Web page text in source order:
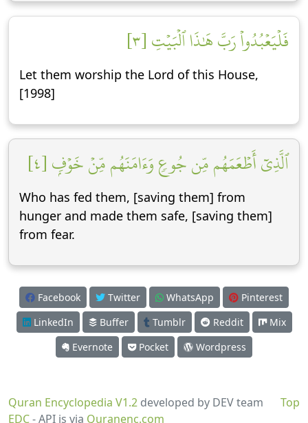
فَلۡيَعۡبُدُواْ رَبَّ هَٰذَا ٱلۡبَيۡتِ [٣]
Let them worship the Lord of this House,
[1998]
ٱلَّذِيٓ أَطۡعَمَهُم مِّن جُوعٖ وَءَامَنَهُم مِّنۡ خَوۡفِۭ [٤]
Who has fed them, [saving them] from
hunger and made them safe, [saving them]
from fear.
Facebook Twitter WhatsApp
Pinterest
LinkedIn
Buffer Tumblr Reddit
Mix
Evernote
Pocket Wordpress
Top
Quran Encyclopedia V1.2 developed by DEV team
EDC- API is via Quranenc.com